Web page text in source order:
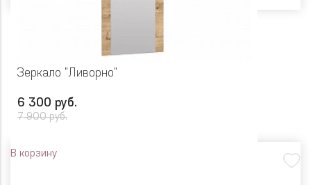
Зеркало "Ливорно"
6 300 руб.
7 900 руб.
В корзину